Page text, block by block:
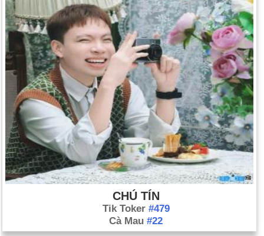
CHÚ TÍN
Tik Toker #479
Cà Mau #22